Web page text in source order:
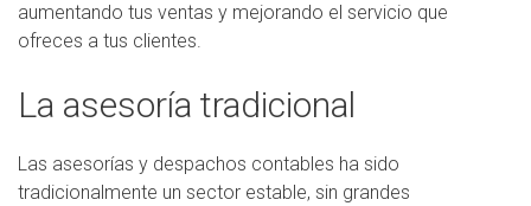
aumentando tus ventas y mejorando el servicio que
ofreces a tus clientes.
La asesoría tradicional
Las asesorías y despachos contables ha sido
tradicionalmente un sector estable, sin grandes